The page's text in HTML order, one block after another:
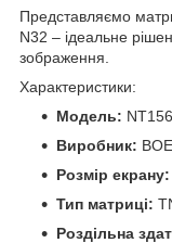
Представляємо
N32 – ідеальне
зображення.
Характеристики:
Модель:
Виробник: BOE
Розмір екрану:
Тип матриці:
Роздільна